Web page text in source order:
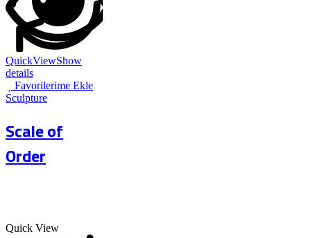
QuickViewShow
details
Favorilerime Ekle
Sculpture
Scale of
Order
Quick View